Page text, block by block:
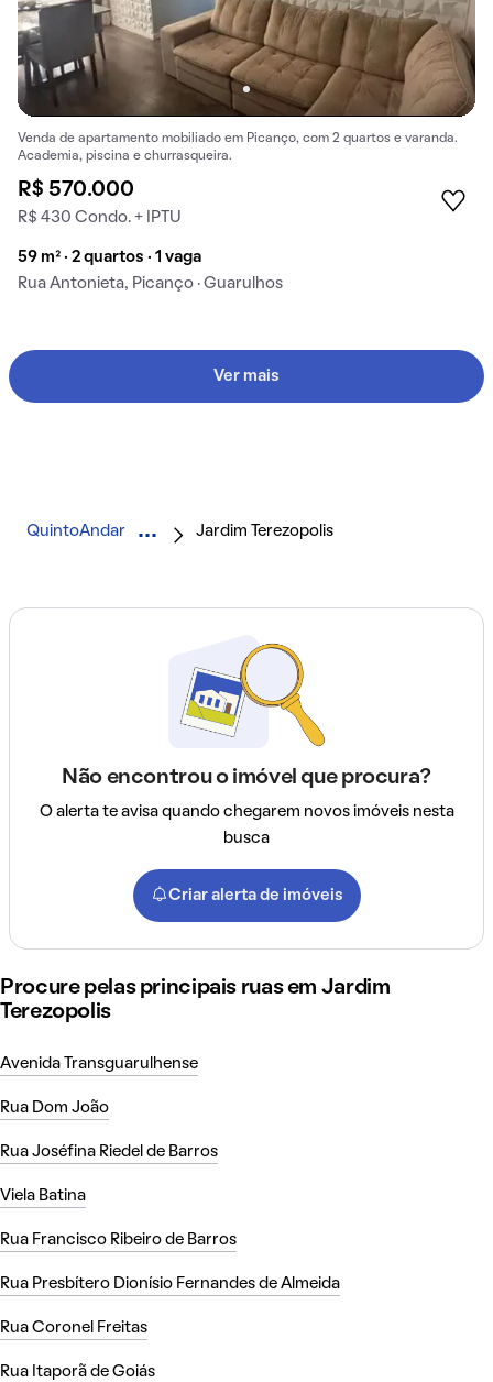
Venda de apartamento mobiliado em Picanço, com 2 quartos e varanda.
Academia, piscina e churrasqueira.
R$ 570.000
R$ 430 Condo. + IPTU
59 m² · 2 quartos · 1 vaga
Rua Antonieta, Picanço · Guarulhos
Ver mais
QuintoAndar Jardim Terezopolis
Não encontrou o imóvel que procura?
O alerta te avisa quando chegarem novos imóveis nesta
busca
Criar alerta de imóveis
Procure pelas principais ruas em Jardim
Terezopolis
Avenida Transguarulhense
Rua Dom João
Rua Joséfina Riedel de Barros
Viela Batina
Rua Francisco Ribeiro de Barros
Rua Presbítero Dionísio Fernandes de Almeida
Rua Coronel Freitas
Rua Itaporã de Goiás